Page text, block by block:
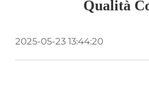
Qualità
2025-05-23 13:44:20